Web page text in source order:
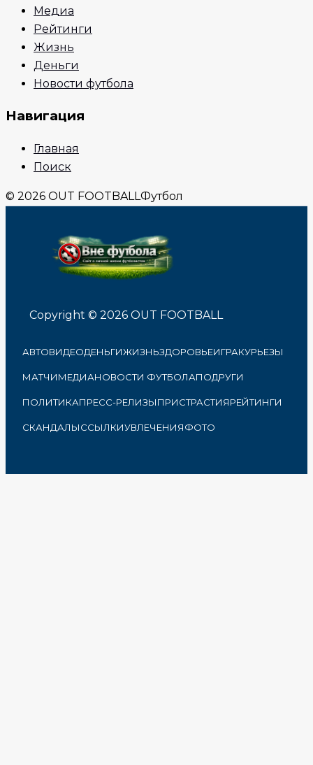
Медиа
Рейтинги
Жизнь
Деньги
Новости футбола
Навигация
Главная
Поиск
© 2026 OUT FOOTBALLФутбол
Copyright © 2026 OUT FOOTBALL
АВТОВИДЕОДЕНЬГИЖИЗНЬЗДОРОВЬЕИГРАКУРЬЕЗЫ
МАТЧИМЕДИАНОВОСТИ ФУТБОЛАПОДРУГИ
ПОЛИТИКАПРЕСС-РЕЛИЗЫПРИСТРАСТИЯРЕЙТИНГИ
СКАНДАЛЫССЫЛКИУВЛЕЧЕНИЯФОТО